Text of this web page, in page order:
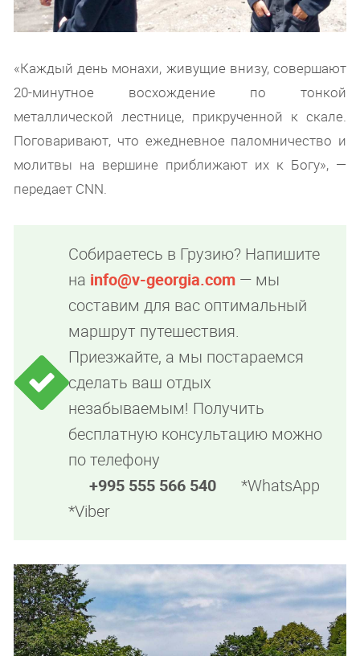
«Каждый день монахи, живущие внизу, совершают
20-минутное восхождение по тонкой
металлической лестнице, прикрученной к скале.
Поговаривают, что ежедневное паломничество и
молитвы на вершине приближают их к Богу», —
передает CNN.
Собираетесь в Грузию? Напишите
на info@v-georgia.com — мы
составим для вас оптимальный
маршрут путешествия.
Приезжайте, а мы постараемся
сделать ваш отдых
незабываемым! Получить
бесплатную консультацию можно
по телефону
+995 555 566 540
*WhatsApp
*Viber